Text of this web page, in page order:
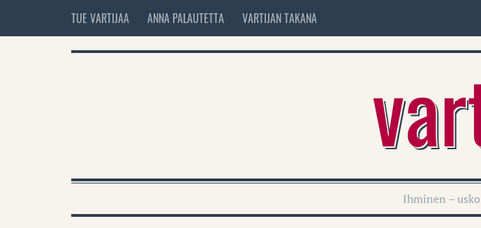
TUE VARTIJAA ANNA PALAUTETTA VARTIJAN TAKANA
Ihminen –